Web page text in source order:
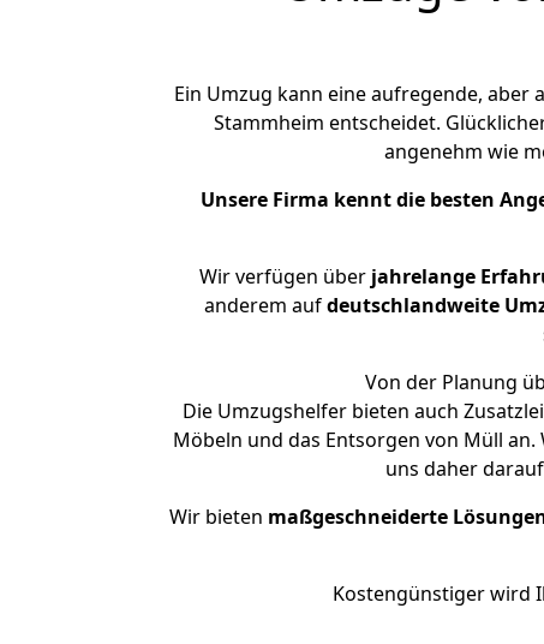
Ein Umzug kann eine aufregende, aber
Stammheim entscheidet.
angenehm wie
Unsere Firma kennt die besten
Wir verfügen überjahrelange
anderem aufdeutschlandweite
Von der Planung
Die Umzugshelfer bieten auch
Möbeln und das Entsorgen von Müll
uns daher
Wir bieten maßgeschneiderte
Kostengünstiger wird